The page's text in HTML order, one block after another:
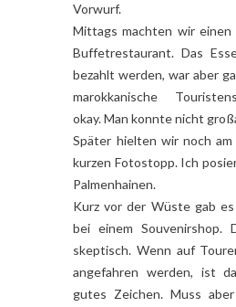
Vorwurf.
Mittags machten wir einen
Buffetrestaurant. Das
bezahlt werden, war aber
marokkanische
okay. Man konnte nicht
Später hielten wir noch am
kurzen Fotostopp. Ich
Palmenhainen.
Kurz vor der Wüste gab
bei einem Souvenirshop.
skeptisch. Wenn auf
angefahren werden, ist
gutes Zeichen. Muss